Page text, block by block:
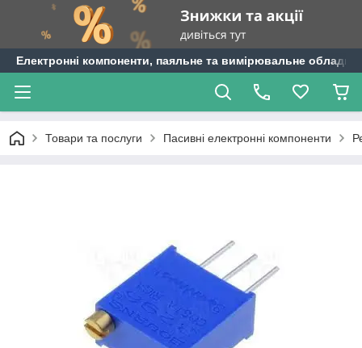
Електронні компоненти, паяльне та вимірювальне
Товари та послуги Пасивні електронні компоненти